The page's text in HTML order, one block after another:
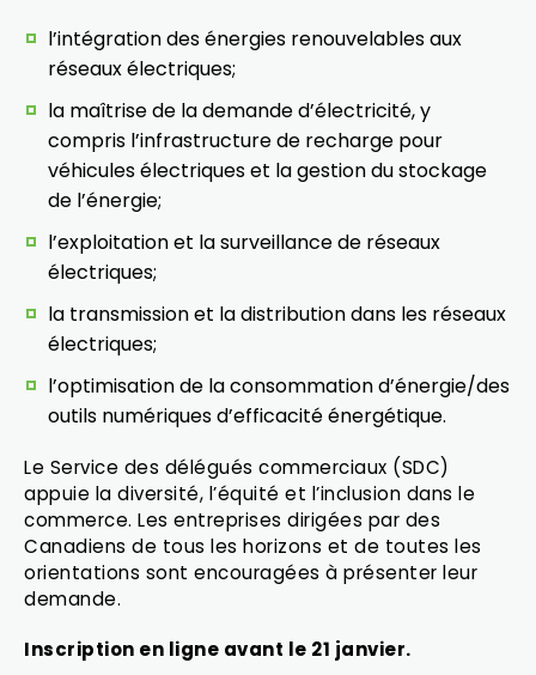
l’intégration des énergies renouvelables aux
réseaux électriques;
la maîtrise de la demande d’électricité, y
compris l’infrastructure de recharge pour
véhicules électriques et la gestion du stockage
de l’énergie;
l’exploitation et la surveillance de réseaux
électriques;
la transmission et la distribution dans les réseaux
électriques;
l’optimisation de la consommation d’énergie/des
outils numériques d’efficacité énergétique.
Le Service des délégués commerciaux (SDC)
appuie la diversité, l’équité et l’inclusion dans le
commerce. Les entreprises dirigées par des
Canadiens de tous les horizons et de toutes les
orientations sont encouragées à présenter leur
demande.
Inscription en ligne avant le 21 janvier.